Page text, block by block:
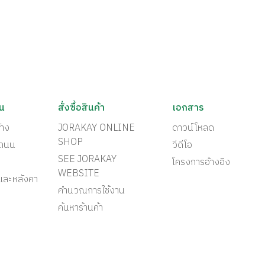
ง
นน
ะหลังคา
สั่งซื้อสินค้า
JORAKAY ONLINE
SHOP
SEE JORAKAY
WEBSITE
คำนวณการใช้งาน
ค้นหาร้านค้า
เอกสาร
ดาวน์โหลด
วีดีโอ
โครงการอ้างอิง